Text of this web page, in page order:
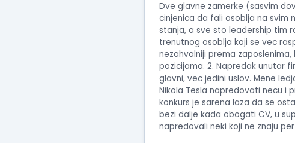
Dve glavne zamerke (sasvim
cinjenica da fali osoblja na svim
stanja, a sve sto leadership tim
trenutnog osoblja koji se vec
nezahvalniji prema
pozicijama. 2. Napredak unutar
glavni, vec jedini uslov. Mene
Nikola Tesla napredovati necu i
konkurs je sarena laza da se
bezi dalje kada obogati CV, u
napredovali neki koji ne znaju